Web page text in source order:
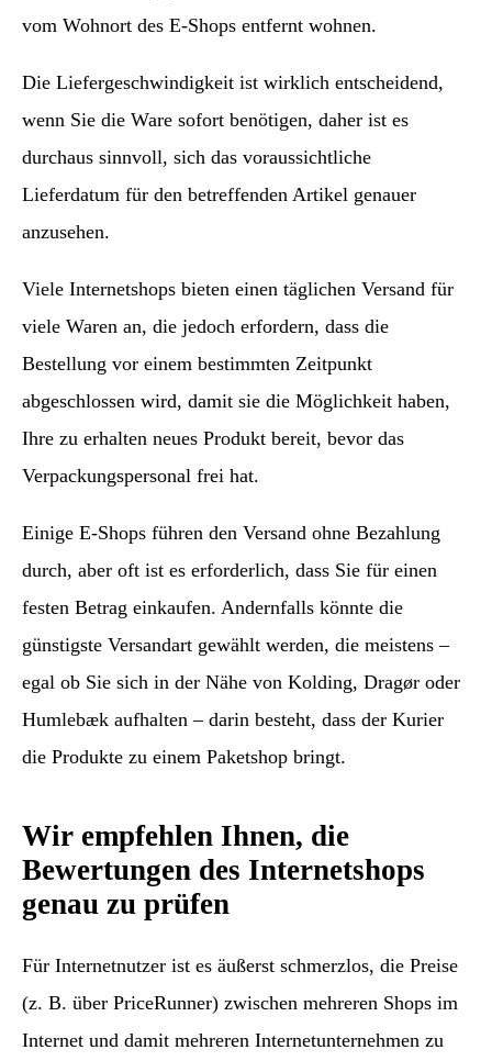
vom Wohnort des E-Shops entfernt wohnen.
Die Liefergeschwindigkeit ist wirklich entscheidend,
wenn Sie die Ware sofort benötigen, daher ist es
durchaus sinnvoll, sich das voraussichtliche
Lieferdatum für den betreffenden Artikel genauer
anzusehen.
Viele Internetshops bieten einen täglichen Versand für
viele Waren an, die jedoch erfordern, dass die
Bestellung vor einem bestimmten Zeitpunkt
abgeschlossen wird, damit sie die Möglichkeit haben,
Ihre zu erhalten neues Produkt bereit, bevor das
Verpackungspersonal frei hat.
Einige E-Shops führen den Versand ohne Bezahlung
durch, aber oft ist es erforderlich, dass Sie für einen
festen Betrag einkaufen. Andernfalls könnte die
günstigste Versandart gewählt werden, die meistens –
egal ob Sie sich in der Nähe von Kolding, Dragør oder
Humlebæk aufhalten – darin besteht, dass der Kurier
die Produkte zu einem Paketshop bringt.
Wir empfehlen Ihnen, die
Bewertungen des Internetshops
genau zu prüfen
Für Internetnutzer ist es äußerst schmerzlos, die Preise
(z. B. über PriceRunner) zwischen mehreren Shops im
Internet und damit mehreren Internetunternehmen zu